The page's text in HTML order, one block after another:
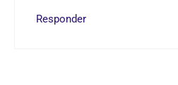
Responder